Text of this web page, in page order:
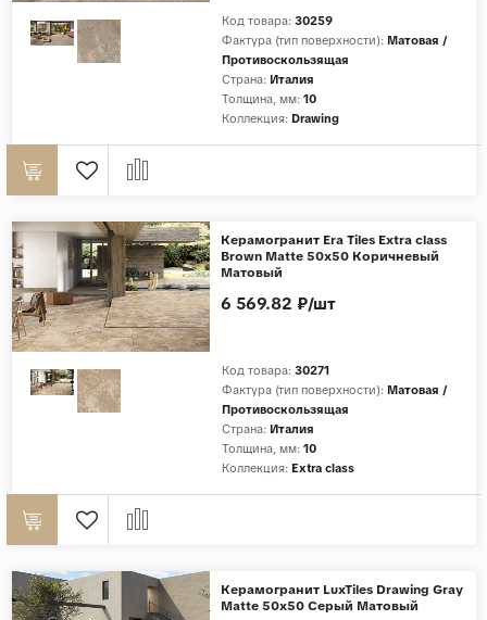
Сатинированная
Карвинг
Страны
Испания
Код товара: 30259
Фактура (тип поверхности): Матовая /
Противоскользящая
Страна: Италия
Толщина, мм: 10
Коллекция: Drawing
Керамогранит Era Tiles Extra class
Brown Matte 50x50 Коричневый
Матовый
Код товара: 30271
Фактура (тип поверхности): Матовая /
Противоскользящая
Страна: Италия
Толщина, мм: 10
Коллекция: Extra class
6 569.82 ₽/шт
Керамогранит LuxTiles Drawing Gray
Matte 50x50 Серый Матовый